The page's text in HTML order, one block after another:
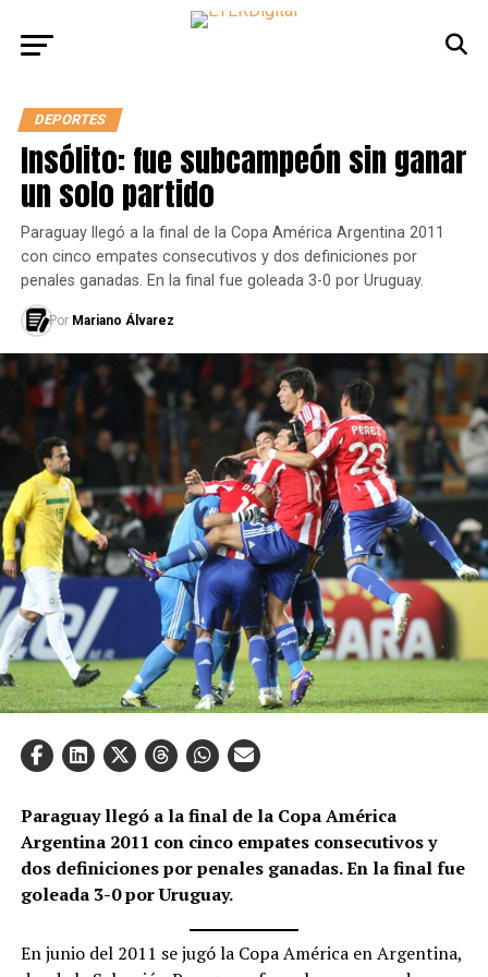
DEPORTES
Insólito: fue subcampeón sin ganar
un solo partido
Paraguay llegó a la final de la Copa América Argentina 2011
con cinco empates consecutivos y dos definiciones por
penales ganadas. En la final fue goleada 3-0 por Uruguay.
Por Mariano Álvarez
Paraguay llegó a la final de la Copa América
Argentina 2011 con cinco empates consecutivos y
dos definiciones por penales ganadas. En la final fue
goleada 3-0 por Uruguay.
En junio del 2011 se jugó la Copa América en Argentina,